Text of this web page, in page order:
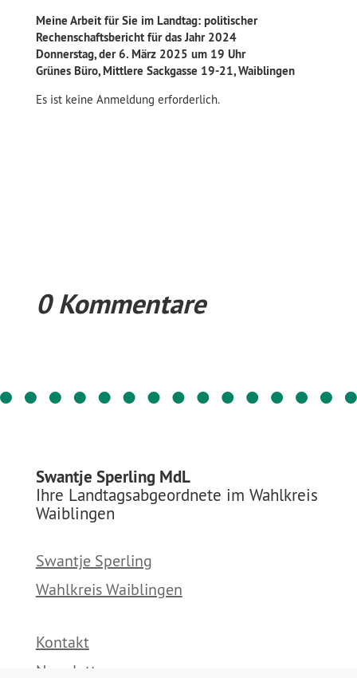
Meine Arbeit für Sie im Landtag: politischer
Rechenschaftsbericht für das Jahr 2024
Donnerstag, der 6. März 2025 um 19 Uhr
Grünes Büro, Mittlere Sackgasse 19-21, Waiblingen
Es ist keine Anmeldung erforderlich.
0 Kommentare
Swantje Sperling MdL
Ihre Landtagsabgeordnete im Wahlkreis
Waiblingen
Swantje Sperling
Wahlkreis Waiblingen
Kontakt
Newsletter